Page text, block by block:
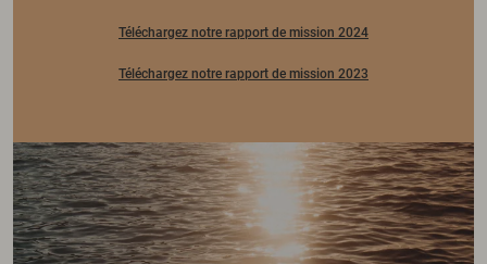
Téléchargez notre rapport de mission 2024
Téléchargez notre rapport de mission 2023